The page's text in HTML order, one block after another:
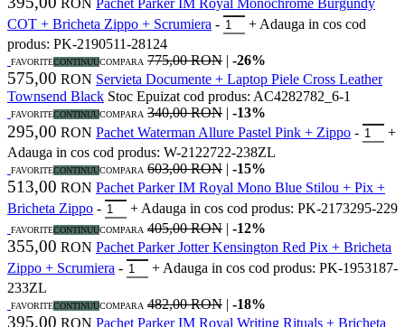
RON Pachet Parker IM Royal Monochrome Burgundy
COT + Bricheta Zippo + Scrumiera - + Adauga in cos cod
produs: PK-2190511-28124
FAVORITECONTINUUCOMPARA 775,00 RON | -26%
575,00 RON Servieta Documente + Laptop Piele Cross Leather
Townsend Black Stoc Epuizat cod produs: AC4282782_6-1
FAVORITECONTINUUCOMPARA 340,00 RON | -13%
295,00 RON Pachet Waterman Allure Pastel Pink + Zippo -
+
Adauga in cos cod produs: W-2122722-238ZL
FAVORITECONTINUUCOMPARA 603,00 RON | -15%
513,00 RON Pachet Parker IM Royal Mono Blue Stilou + Pix +
Bricheta Zippo - + Adauga in cos cod produs: PK-2173295-229
FAVORITECONTINUUCOMPARA 405,00 RON | -12%
355,00 RON Pachet Parker Jotter Kensington Red Pix + Bricheta
Zippo + Scrumiera - + Adauga in cos cod produs: PK-1953187-
233ZL
FAVORITECONTINUUCOMPARA 482,00 RON | -18%
395,00 RON Pachet Parker IM Royal Writing Rituals + Bricheta